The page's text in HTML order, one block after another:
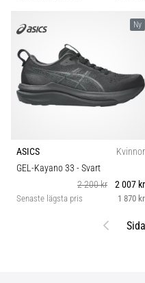
Ny
ASICS
Kvinnor
GEL-Kayano 33 - Svart
2 200 kr
2 007 kr
Senaste lägsta pris 1 870 kr